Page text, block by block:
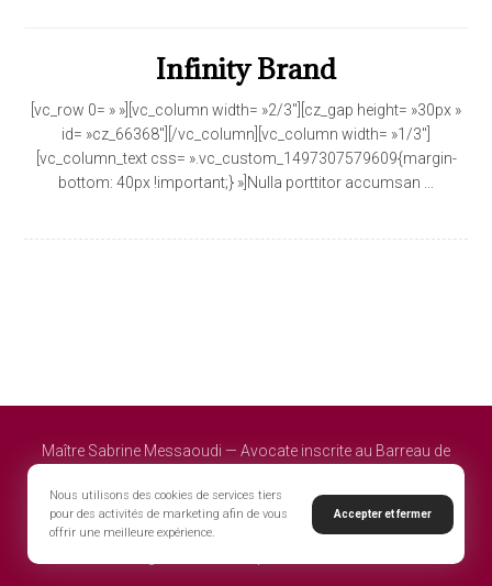
Infinity Brand
[vc_row 0= » »][vc_column width= »2/3″][cz_gap height= »30px »
id= »cz_66368″][/vc_column][vc_column width= »1/3″]
[vc_column_text css= ».vc_custom_1497307579609{margin-
bottom: 40px !important;} »]Nulla porttitor accumsan ...
Maître Sabrine Messaoudi — Avocate inscrite au Barreau de
Nous utilisons des cookies de services tiers
pour des activités de marketing afin de vous
offrir une meilleure expérience.
Accepter et fermer